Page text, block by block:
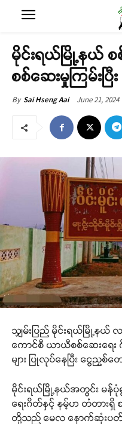
မိုင်းရယ်မြို့နယ်
စစ်ဆေးမှုကြမ်းပ
By Sai Hseng Aai June 21, 2024
သျှမ်းပြည် မိုင်းရယ်မြို့နယ် လ
ကောင်စီ ယာယီစစ်ဆေးရေး
များ ပြုလုပ်နေပြီး ငွေညှစ်
မိုင်းရယ်မြို့နယ်အတွင်း မန်ပုံ
ရေးဂိတ်နှင့် နမ့်ဟ တံတားရှိ
တို့သည် မေလ နောက်ဆုံးပတ်မှ